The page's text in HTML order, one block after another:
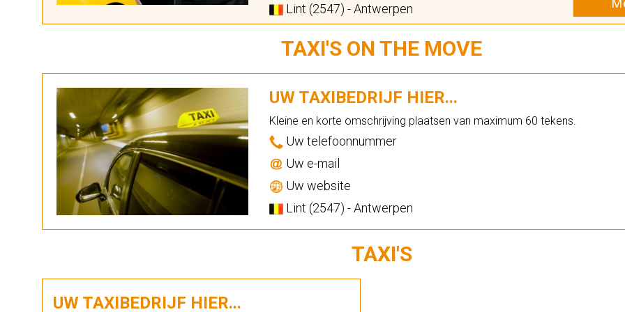
Lint (2547) - Antwerpen
TAXI'S ON THE MOVE
UW TAXIBEDRIJF HIER...
Kleine en korte omschrijving plaatsen van maximum 60 tekens.
Uw telefoonnummer
Uw e-mail
Uw website
Lint (2547) - Antwerpen
TAXI'S
UW TAXIBEDRIJF HIER...